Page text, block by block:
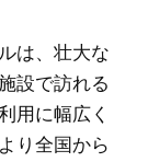
は、壮大な
設で訪れる
用に幅広く
り全国から